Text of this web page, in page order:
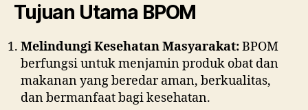
Tujuan Utama BPOM
Melindungi Kesehatan Masyarakat:BPOM
berfungsi untuk menjamin produk obat dan
makanan yang beredar aman, berkualitas,
dan bermanfaat bagi kesehatan.